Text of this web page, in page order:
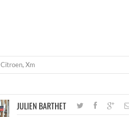
Citroen, Xm
JULIEN BARTHET